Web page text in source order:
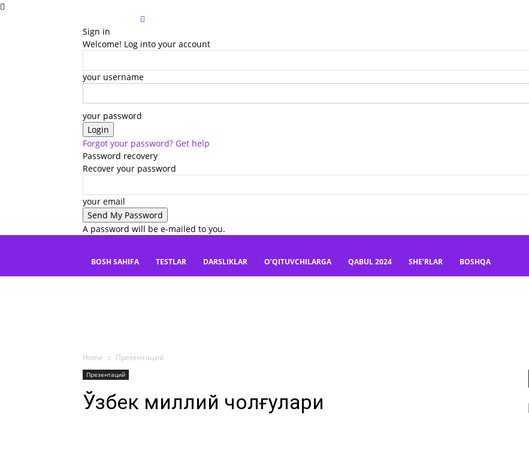
Sign in
Welcome! Log into your account
your username
your password
Forgot your password? Get help
Password recovery
Recover your password
your email
A password will be e-mailed to you.
BOSH SAHIFA TESTLAR DARSLIKLAR O’QITUVCHILARGA QABUL 2024 SHE’RLAR BOSHQA
Home Презентаций
Презентаций
Ўзбек миллий чолғулари